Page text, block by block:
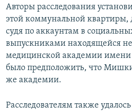
Авторы расследования
этой коммунальной квартиры,
судя по аккаунтам в
выпускниками находящейся
медицинской академии
было предположить, что
же академии.
Расследователям также